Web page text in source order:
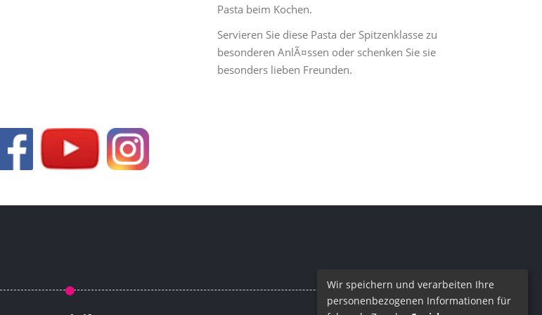
Pasta beim Kochen.
Servieren Sie diese Pasta der Spitzenklasse zu
besonderen AnlÃ¤ssen oder schenken Sie sie
besonders lieben Freunden.
Wir speichern und verarbeiten Ihre
personenbezogenen Informationen für